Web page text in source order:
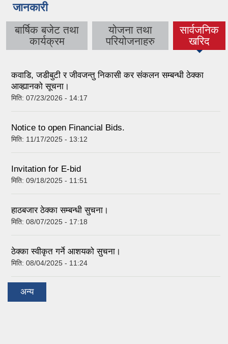
जानकारी
बार्षिक बजेट तथा
कार्यक्रम
योजना तथा
परियोजनाहरु
सार्वजनिक
खरिद
(active
tab)
कवाडि, जडीबुटी र जीवजन्तु निकासी कर संकलन सम्बन्धी ठेक्का
आव्ह्यानको सूचना।
मिति: 07/23/2026 - 14:17
Notice to open Financial Bids.
मिति: 11/17/2025 - 13:12
Invitation for E-bid
मिति: 09/18/2025 - 11:51
हाठबजार ठेक्का सम्बन्धी सुचना।
मिति: 08/07/2025 - 17:18
ठेक्का स्वीकृत गर्ने आशयको सुचना।
मिति: 08/04/2025 - 11:24
अन्य